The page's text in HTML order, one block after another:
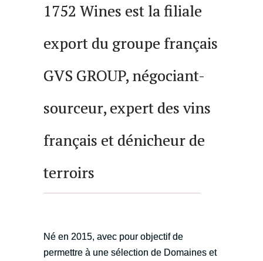
1752 Wines est la filiale
export du groupe français
GVS GROUP, négociant-
sourceur, expert des vins
français et dénicheur de
terroirs
Né en 2015, avec pour objectif de
permettre à une sélection de Domaines et